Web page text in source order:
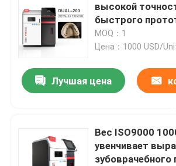
Продукция
О Компании
Наша фабрика
контактные данные
высокой
быстрого
MOQ：1
Цена：1000 USD/
Лучшая цена
Вес ISO9000
увенчивает
зубоврачебного